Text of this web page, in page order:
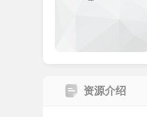
资源介绍